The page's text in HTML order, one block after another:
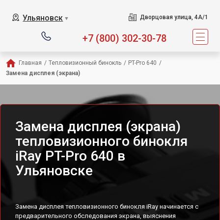
Ульяновск ▼ Дворцовая улица, 4А/1
+7 (800) 302-30-78
Главная / Тепловизионный бинокль / PT-Pro 640 /
Замена дисплея (экрана)
Замена дисплея (экрана)
тепловизионного бинокля
iRay PT-Pro 640 в
Ульяновске
Замена дисплея тепловизионного бинокля iRay начинается с
предварительного обследования экрана, выяснения